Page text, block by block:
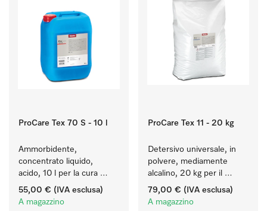
ProCare Tex 70 S - 10 l
Ammorbidente,
concentrato liquido,
acido, 10 l per la cura
delle fibre e una
morbidezza duratura dei
55,00 € (IVA esclusa)
A magazzino
ProCare Tex 11 - 20 kg
Detersivo universale, in
polvere, mediamente
alcalino, 20 kg per il
lavaggio di capi bianchi e
colorati resistenti.
79,00 € (IVA esclusa)
A magazzino